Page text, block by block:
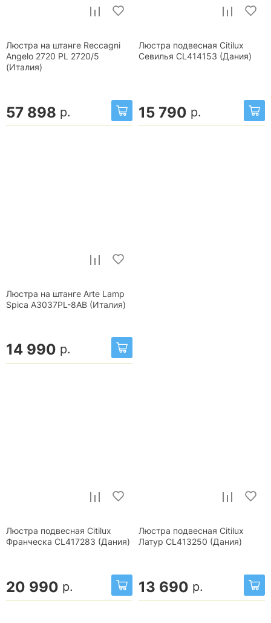
Люстра на штанге Reccagni
Angelo 2720 PL 2720/5
(Италия)
57 898 р.
Люстра подвесная Citilux
Севилья CL414153 (Дания)
15 790 р.
Люстра на штанге Arte Lamp
Spica A3037PL-8AB (Италия)
14 990 р.
Люстра подвесная Citilux
Франческа CL417283 (Дания)
20 990 р.
Люстра подвесная Citilux
Латур CL413250 (Дания)
13 690 р.